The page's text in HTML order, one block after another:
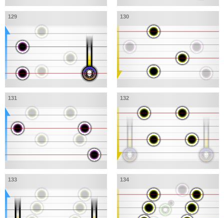
129 130
131 132
133 134